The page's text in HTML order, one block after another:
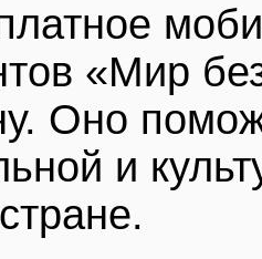
«Мир
Оно
и